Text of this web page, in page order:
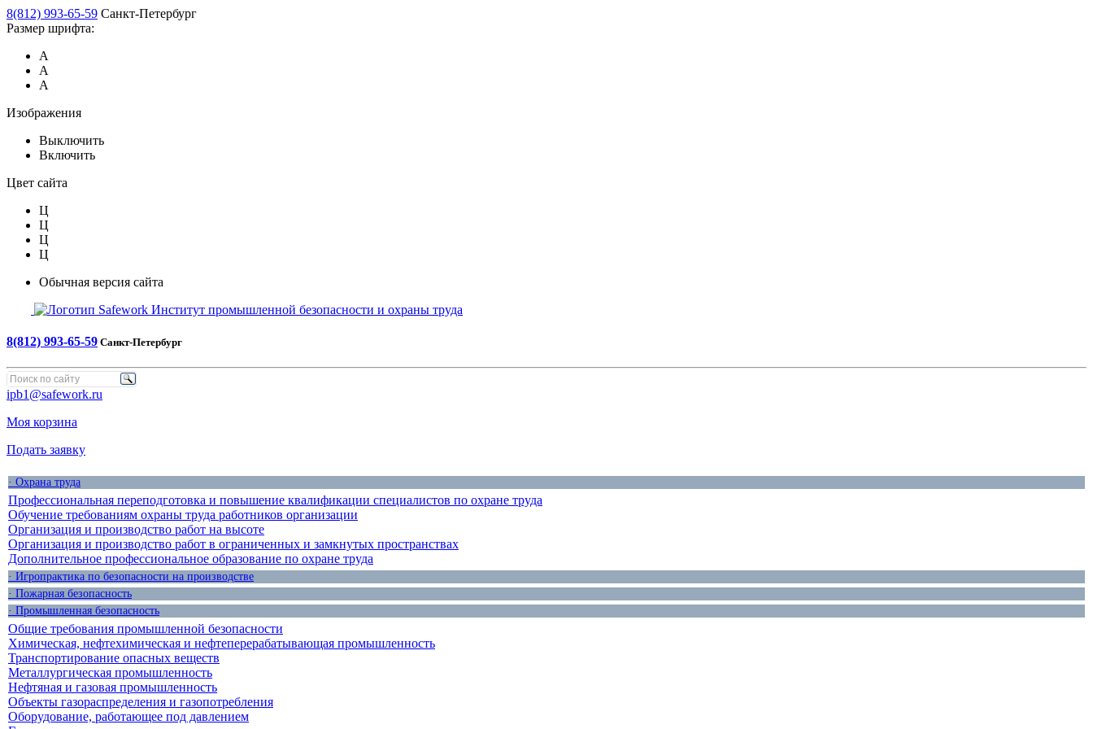
8(812) 993-65-59 Санкт-Петербург
Размер шрифта:
А
А
А
Изображения
Выключить
Включить
Цвет сайта
Ц
Ц
Ц
Ц
Обычная версия сайта
Safework Институт промышленной безопасности и охраны труда
8(812) 993-65-59 Санкт-Петербург
ipb1@safework.ru
Моя корзина
Подать заявку
· Охрана труда
Профессиональная переподготовка и повышение квалификации специалистов по охране труда
Обучение требованиям охраны труда работников организации
Организация и производство работ на высоте
Организация и производство работ в ограниченных и замкнутых пространствах
Дополнительное профессиональное образование по охране труда
· Игропрактика по безопасности на производстве
· Пожарная безопасность
· Промышленная безопасность
Общие требования промышленной безопасности
Химическая, нефтехимическая и нефтеперерабатывающая промышленность
Транспортирование опасных веществ
Металлургическая промышленность
Нефтяная и газовая промышленность
Объекты газораспределения и газопотребления
Оборудование, работающее под давлением